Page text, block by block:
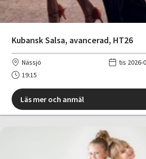
Kubansk Salsa, avancerad, HT26
Nässjö
tis 2026-
19:15
Läs mer och anmäl